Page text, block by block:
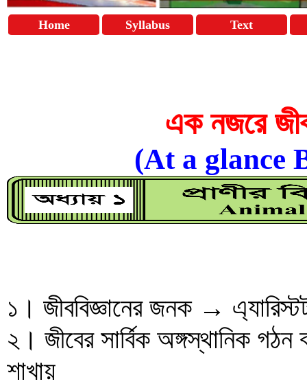
Home Syllabus Text
এক নজরে
(At a glance
১। জীববিজ্ঞানের জনক →
২। জীবের সার্বিক অঙ্গস্থানিক
শাখায়